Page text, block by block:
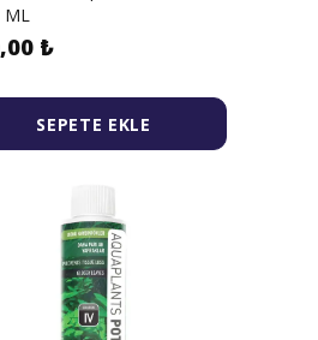
ML
₺
SEPETE EKLE